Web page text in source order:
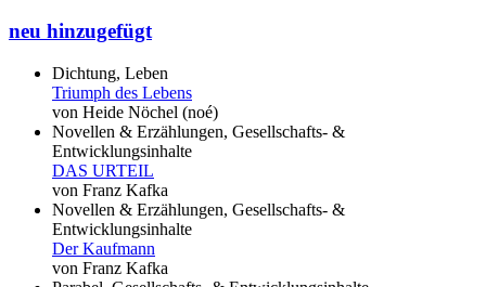
neu hinzugefügt
Dichtung, Leben
Triumph des Lebens
von Heide Nöchel (noé)
Novellen & Erzählungen, Gesellschafts- &
Entwicklungsinhalte
DAS URTEIL
von Franz Kafka
Novellen & Erzählungen, Gesellschafts- &
Entwicklungsinhalte
Der Kaufmann
von Franz Kafka